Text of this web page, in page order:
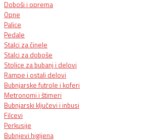
Doboši i oprema
Opne
Palice
Pedale
Stalci za činele
Stalci za doboše
Stolice za bubanj i delovi
Rampe i ostali delovi
Bubnjarske futrole i koferi
Metronomi i štimeri
Bubnjarski ključevi i inbusi
Filcevi
Perkusije
Bubnjevi higijena